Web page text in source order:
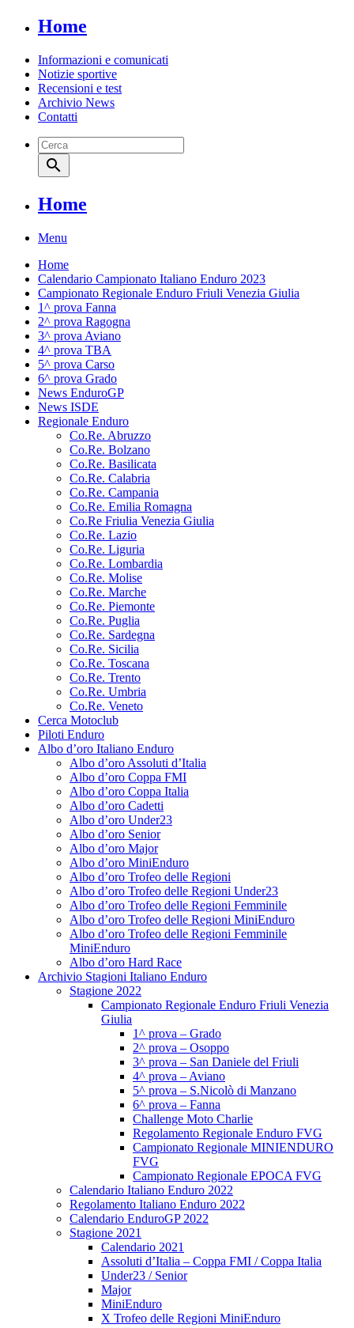
Home
Informazioni e comunicati
Notizie sportive
Recensioni e test
Archivio News
Contatti
search
Home
Menu
Home
Calendario Campionato Italiano Enduro 2023
Campionato Regionale Enduro Friuli Venezia Giulia
1^ prova Fanna
2^ prova Ragogna
3^ prova Aviano
4^ prova TBA
5^ prova Carso
6^ prova Grado
News EnduroGP
News ISDE
Regionale Enduro
Co.Re. Abruzzo
Co.Re. Bolzano
Co.Re. Basilicata
Co.Re. Calabria
Co.Re. Campania
Co.Re. Emilia Romagna
Co.Re Friulia Venezia Giulia
Co.Re. Lazio
Co.Re. Liguria
Co.Re. Lombardia
Co.Re. Molise
Co.Re. Marche
Co.Re. Piemonte
Co.Re. Puglia
Co.Re. Sardegna
Co.Re. Sicilia
Co.Re. Toscana
Co.Re. Trento
Co.Re. Umbria
Co.Re. Veneto
Cerca Motoclub
Piloti Enduro
Albo d’oro Italiano Enduro
Albo d’oro Assoluti d’Italia
Albo d’oro Coppa FMI
Albo d’oro Coppa Italia
Albo d’oro Cadetti
Albo d’oro Under23
Albo d’oro Senior
Albo d’oro Major
Albo d’oro MiniEnduro
Albo d’oro Trofeo delle Regioni
Albo d’oro Trofeo delle Regioni Under23
Albo d’oro Trofeo delle Regioni Femminile
Albo d’oro Trofeo delle Regioni MiniEnduro
Albo d’oro Trofeo delle Regioni Femminile
MiniEnduro
Albo d’oro Hard Race
Archivio Stagioni Italiano Enduro
Stagione 2022
Campionato Regionale Enduro Friuli Venezia
Giulia
1^ prova – Grado
2^ prova – Osoppo
3^ prova – San Daniele del Friuli
4^ prova – Aviano
5^ prova – S.Nicolò di Manzano
6^ prova – Fanna
Challenge Moto Charlie
Regolamento Regionale Enduro FVG
Campionato Regionale MINIENDURO
FVG
Campionato Regionale EPOCA FVG
Calendario Italiano Enduro 2022
Regolamento Italiano Enduro 2022
Calendario EnduroGP 2022
Stagione 2021
Calendario 2021
Assoluti d’Italia – Coppa FMI / Coppa Italia
Under23 / Senior
Major
MiniEnduro
X Trofeo delle Regioni MiniEnduro